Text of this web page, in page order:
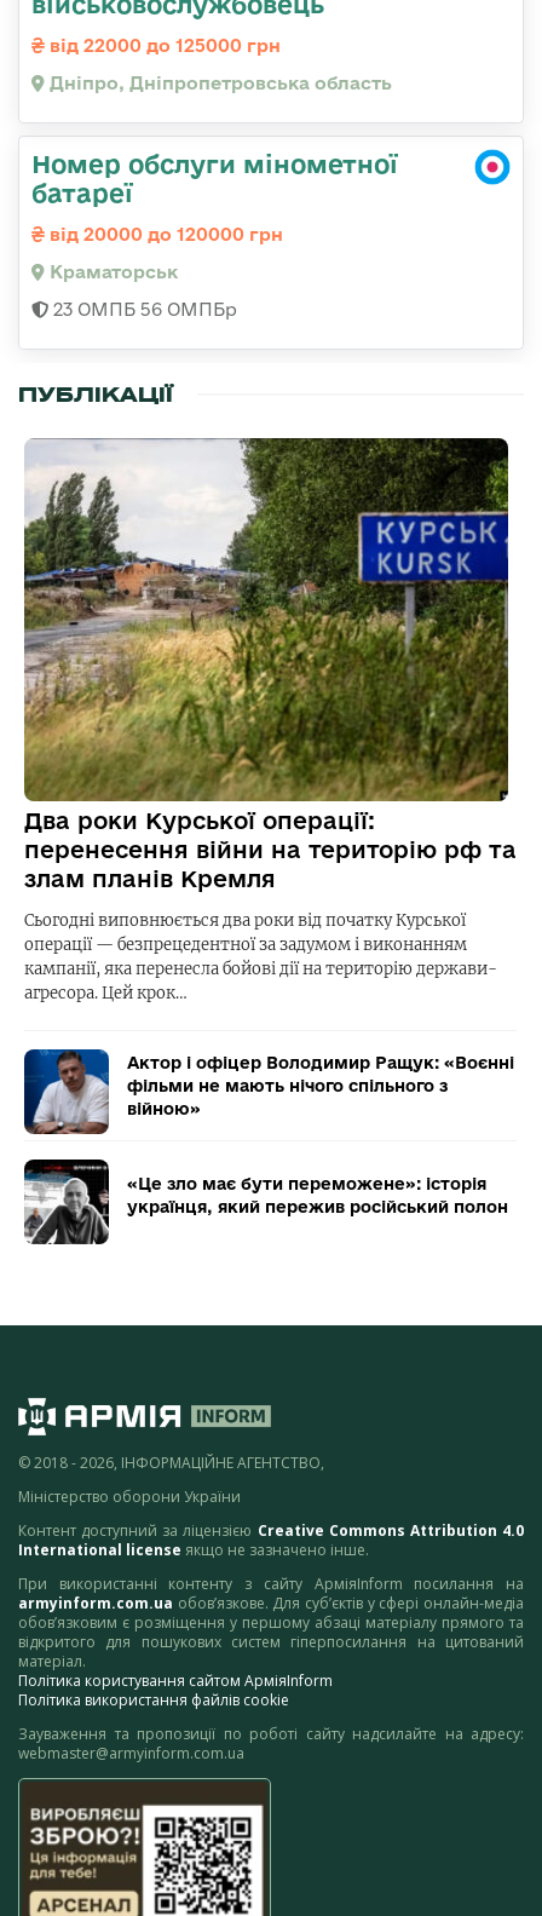
від 22000 до 125000 грн
Дніпро, Дніпропетровська область
Номер обслуги мінометної
батареї
від 20000 до 120000 грн
Краматорськ
23 ОМПБ 56 ОМПБр
ПУБЛІКАЦІЇ
Два роки Курської операції:
перенесення війни на територію рф та
злам планів Кремля
Сьогодні виповнюється два роки від початку Курської
операції — безпрецедентної за задумом і виконанням
кампанії, яка перенесла бойові дії на територію держави-
агресора. Цей крок…
Актор і офіцер Володимир Ращук: «Воєнні
фільми не мають нічого спільного з
війною»
«Це зло має бути переможене»: історія
українця, який пережив російський полон
© 2018 - 2026, ІНФОРМАЦІЙНЕ АГЕНТСТВО,
Міністерство оборони України
Контент доступний за ліцензією Creative Commons Attribution 4.0
International license якщо не зазначено інше.
При використанні контенту з сайту АрміяInform посилання на
armyinform.com.ua обов’язкове. Для суб’єктів у сфері онлайн-медіа
обов’язковим є розміщення у першому абзаці матеріалу прямого та
відкритого для пошукових систем гіперпосилання на цитований
матеріал.
Політика користування сайтом АрміяInform
Політика використання файлів cookie
Зауваження та пропозиції по роботі сайту надсилайте на адресу:
webmaster@armyinform.com.ua